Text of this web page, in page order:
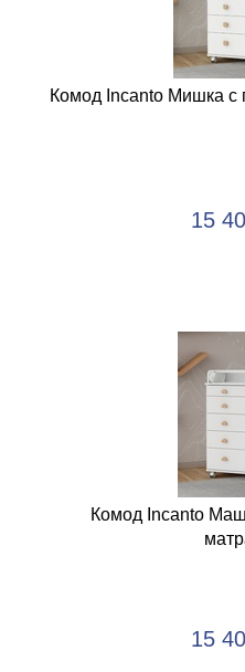
Комод Incanto Мишка с
15
Комод Incanto
15